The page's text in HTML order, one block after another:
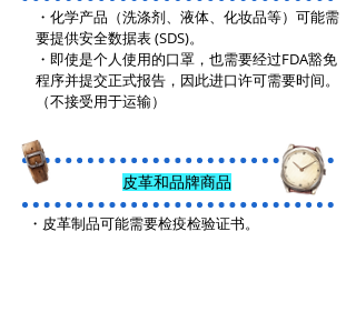
・化学产品（洗涤剂、液体、化妆品等）可能需
要提供安全数据表 (SDS)。
・即使是个人使用的口罩，也需要经过FDA豁免
程序并提交正式报告，因此进口许可需要时间。
（不接受用于运输）
皮革和品牌商品
・皮革制品可能需要检疫检验证书。